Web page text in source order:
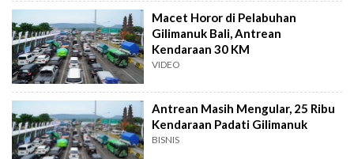
Macet Horor di Pelabuhan
Gilimanuk Bali, Antrean
Kendaraan 30 KM
VIDEO
Antrean Masih Mengular, 25 Ribu
Kendaraan Padati Gilimanuk
BISNIS